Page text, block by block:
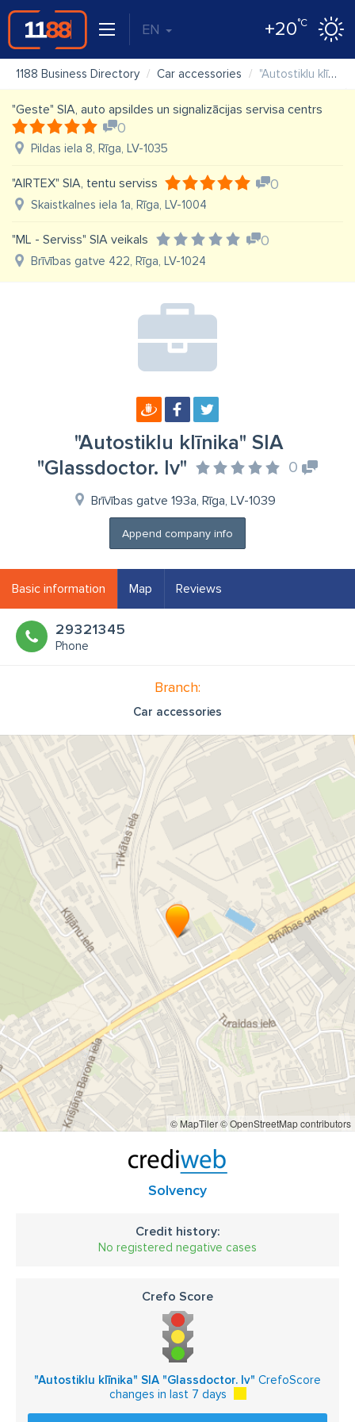
EN +20°C
1188 Business Directory Car accessories "Autostiklu klīnika" SIA "Glassdoctor. lv"
"Geste" SIA, auto apsildes un signalizācijas servisa centrs
0
Pildas iela 8, Rīga, LV-1035
"AIRTEX" SIA, tentu serviss 0
Skaistkalnes iela 1a, Rīga, LV-1004
"ML - Serviss" SIA veikals 0
Brīvības gatve 422, Rīga, LV-1024
"Autostiklu klīnika" SIA
"Glassdoctor. lv"
0
Brīvības gatve 193a, Rīga, LV-1039
Append company info
Basic information Map Reviews
29321345
Phone
Branch:
Car accessories
© MapTiler© OpenStreetMap contributors
Solvency
Credit history:
No registered negative cases
Crefo Score
"Autostiklu klīnika" SIA "Glassdoctor. lv" CrefoScore
changes in last 7 days